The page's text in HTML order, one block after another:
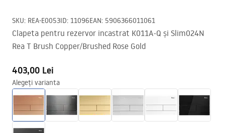
SKU: REA-E0053ID: 11096EAN: 5906366011061
Clapeta pentru rezervor incastrat K011A-Q și Slim024N
Rea T Brush Copper/Brushed Rose Gold
403,00 Lei
Alegeți varianta